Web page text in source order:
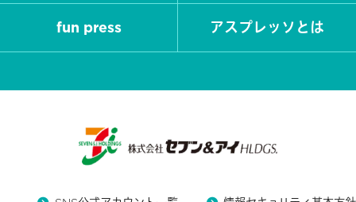
fun press アスプレッソとは